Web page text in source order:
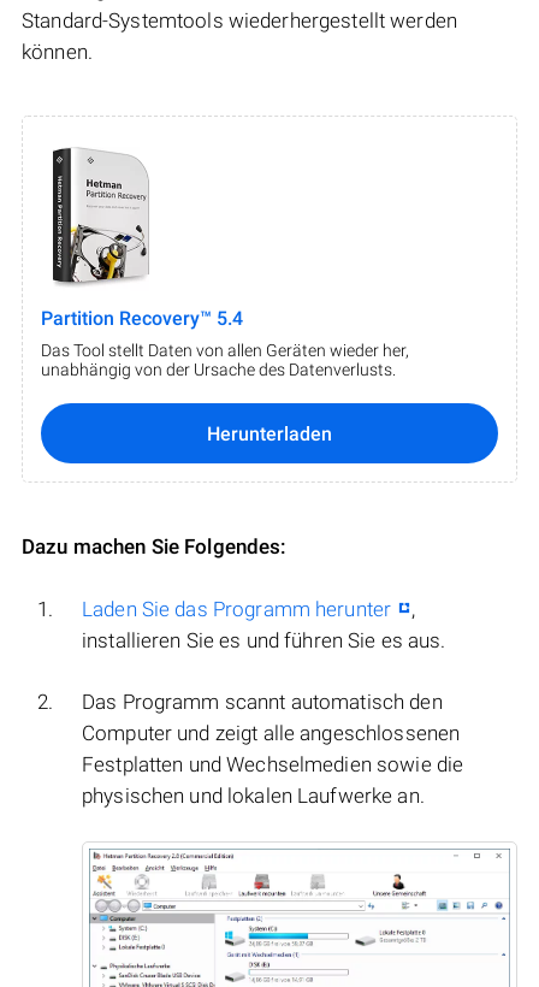
Standard-Systemtools wiederhergestellt werden
können.
Partition Recovery™ 5.4
Das Tool stellt Daten von allen Geräten wieder her,
unabhängig von der Ursache des Datenverlusts.
Herunterladen
Dazu machen Sie Folgendes:
Laden Sie das Programm herunter
,
installieren Sie es und führen Sie es aus.
Das Programm scannt automatisch den
Computer und zeigt alle angeschlossenen
Festplatten und Wechselmedien sowie die
physischen und lokalen Laufwerke an.